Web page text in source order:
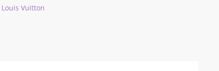
Louis Vuitton